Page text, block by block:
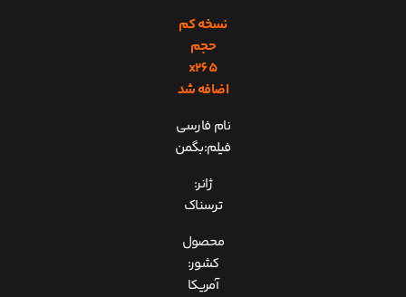
نسخه کم
حجم
x265
اضافه شد
نام فارسی
فیلم:بگمن
ژانر:
ترسناک
محصول
کشور:
آمریکا